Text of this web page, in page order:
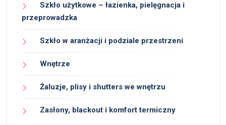
Szkło użytkowe – łazienka, pielęgnacja i
przeprowadzka
Szkło w aranżacji i podziale przestrzeni
Wnętrze
Żaluzje, plisy i shutters we wnętrzu
Zasłony, blackout i komfort termiczny